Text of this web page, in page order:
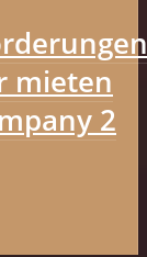
mieten
2